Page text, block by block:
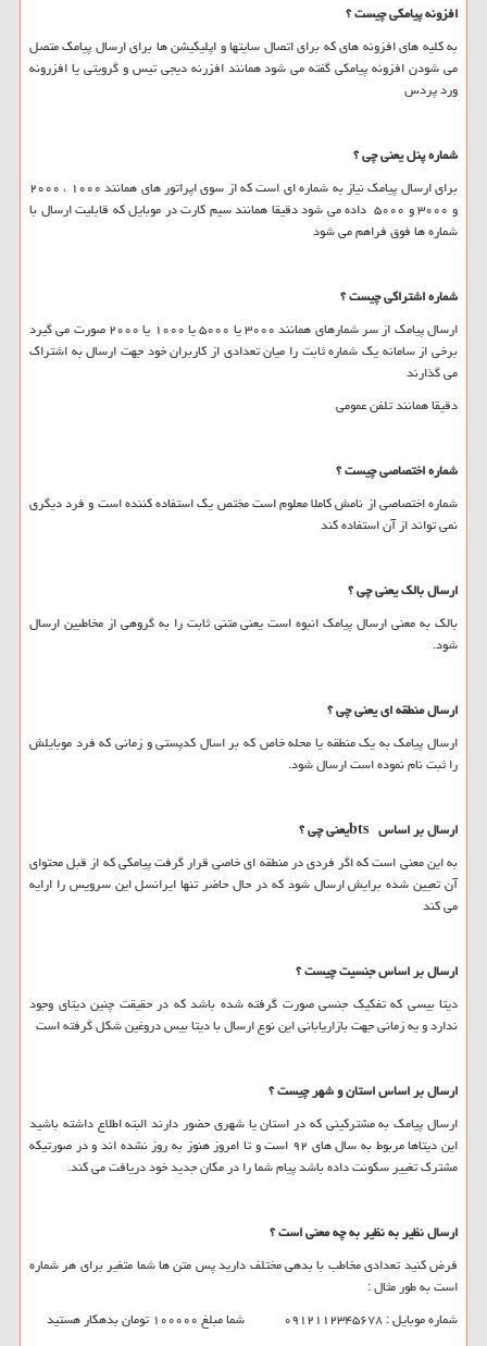
افزونه پیامکی چیست ؟
به کلیه های افزونه های که برای اتصال سایتها و اپلیکیشن ها برای ارسال پیامک متصل
می شودن افزونه پیامکی گفته می شود همانند افزرنه دیجی تیس و گرویتی یا افزرونه
ورد پردس
شماره پنل یعنی چی ؟
برای ارسال پیامک نیاز به شماره ای است که از سوی اپراتور های همانند ۱۰۰۰ ، ۲۰۰۰
و ۳۰۰۰ و ۵۰۰۰ داده می شود دقیقا همانند سیم کارت در موبایل که قابلیت ارسال با
شماره ها فوق فراهم می شود
شماره اشتراکی چیست ؟
ارسال پیامک از سر شمارهای همانند ۳۰۰۰ یا ۵۰۰۰ یا ۱۰۰۰ یا ۲۰۰۰ صورت می گیرد
برخی از سامانه یک شماره ثابت را میان تعدادی از کاربران خود جهت ارسال به اشتراک
می گذارند
دقیقا همانند تلفن عمومی
شماره اختصاصی چیست ؟
شماره اختصاصی از نامش کاملا معلوم است مختص یک استفاده کننده است و فرد دیگری
نمی تواند از آن استفاده کند
ارسال بالک یعنی چی ؟
بالک به معنی ارسال پیامک انبوه است یعنی متنی ثابت را به گروهی از مخاطبین ارسال
شود.
ارسال منطقه ای یعنی چی ؟
ارسال پیامک به یک منطقه یا محله خاص که بر اسال کدپستی و زمانی که فرد موبایلش
را ثبت نام نموده است ارسال شود.
ارسال بر اساس btsیعنی چی ؟
به این معنی است که اگر فردی در منطقه ای خاصی قرار گرفت پیامکی که از قبل محتوای
آن تعیین شده برایش ارسال شود که در حال حاضر تنها ایرانسل این سرویس را ارایه
می کند
ارسال بر اساس جنسیت چیست ؟
دیتا بیسی که تفکیک جنسی صورت گرفته شده باشد که در حقیقت چنین دیتای وجود
ندارد و یه زمانی جهت بازاریابانی این نوع ارسال با دیتا بیس دروغین شکل گرفته است
ارسال بر اساس استان و شهر چیست ؟
ارسال پیامک به مشترکینی که در استان یا شهری حضور دارند البته اطلاع داشته باشید
این دیتاها مربوط به سال های ۹۲ است و تا امروز هنوز به روز نشده اند و در صورتیکه
مشترک تغییر سکونت داده باشد پیام شما را در مکان جدید خود دریافت می کند.
ارسال نظیر به نظیر به چه معنی است ؟
فرض کنید تعدادی مخاطب با بدهی مختلف دارید پس متن ها شما متغیر برای هر شماره
است به طور مثال :
شماره موبایل : ۰۹۱۲۱۱۲۳۴۵۶۷۸ شما مبلغ ۱۰۰۰۰۰ تومان بدهکار هستید